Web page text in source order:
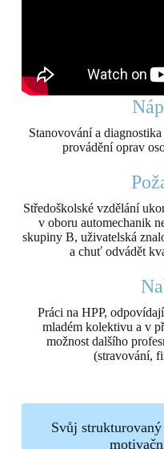
Stanovování a
provádění oprav
Středoškolské vzdělání
v oboru automechanik
skupiny B, uživatelská
a chuť odvádět
Práci na HPP,
mladém kolektivu a v
možnost dalšího
(stravování,
Svůj